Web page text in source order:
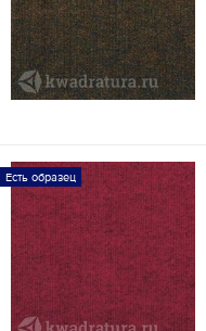
Есть образец